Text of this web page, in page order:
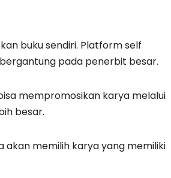
buku sendiri. Platform self
pada penerbit besar.
mempromosikan karya melalui
besar.
akan memilih karya yang memiliki